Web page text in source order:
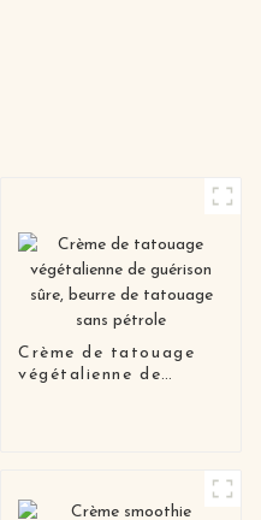
Crème de tatouage
végétalienne de